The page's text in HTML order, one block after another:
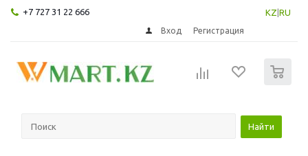
+7 727 31 22 666 KZ RU
Вход Регистрация
Найти